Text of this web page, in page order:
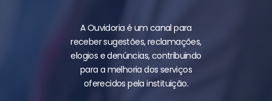
A Ouvidoria é um canal para
receber sugestões, reclamações,
elogios e denúncias, contribuindo
para a melhoria dos serviços
oferecidos pela instituição.